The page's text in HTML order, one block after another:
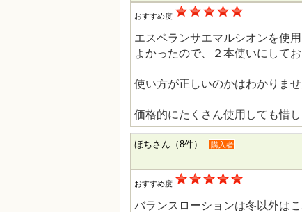
おすすめ度
エスペランサエマルシオンを使
よかったので、２本使いにしてお
使い方が正しいのかはわかりま
価格的にたくさん使用しても惜
ほちさん（8件） 購入者
おすすめ度
バランスローションは冬以外は